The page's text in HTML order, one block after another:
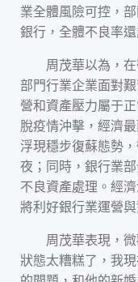
業全體風險可控，
銀行，全體不良率
周茂華以為，
部門行業企業面對
營和資產壓力屬于
脫疫情沖擊，經濟
浮現穩步復蘇態勢
夜；同時，銀行業
不良資產處理。經
將利好銀行業運營
周茂華表現，
狀態太糟糕了，我